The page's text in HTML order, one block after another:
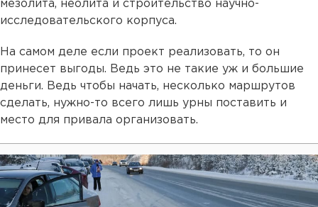
мезолита, неолита и строительство научно-
исследовательского корпуса.
На самом деле если проект реализовать, то он
принесет выгоды. Ведь это не такие уж и большие
деньги. Ведь чтобы начать, несколько маршрутов
сделать, нужно-то всего лишь урны поставить и
место для привала организовать.